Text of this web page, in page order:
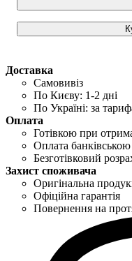
Доставка
Самовивіз
По Києву: 1-2 дні
По Україні: за
Оплата
Готівкою при
Оплата
Безготівковий
Захист споживача
Оригінальна
Офіційна гарантія
Повернення на